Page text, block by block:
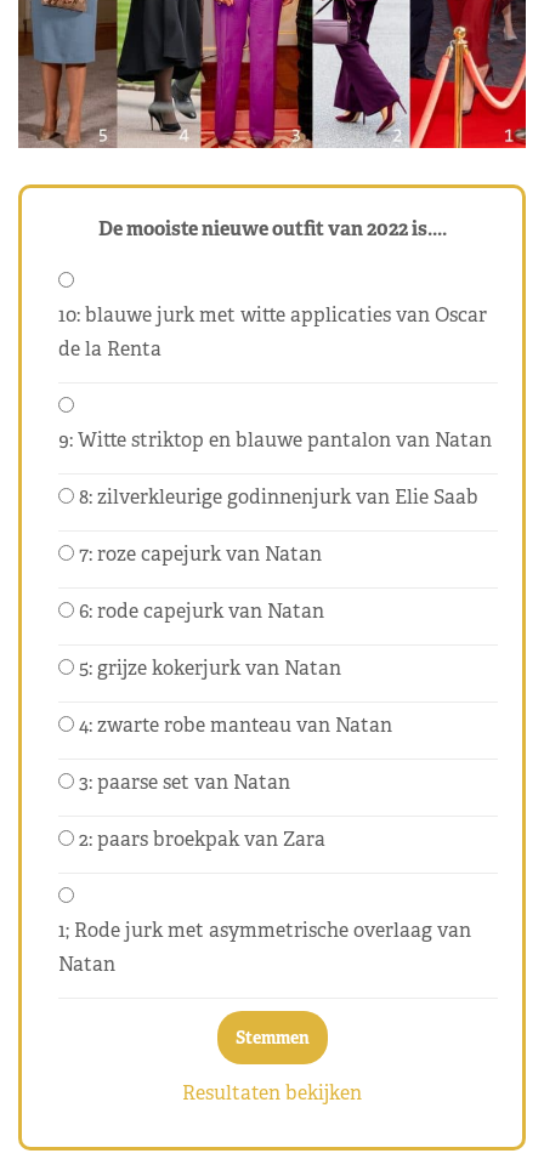
De mooiste nieuwe outfit van 2022 is....
10: blauwe jurk met witte applicaties van Oscar
de la Renta
9: Witte striktop en blauwe pantalon van Natan
8: zilverkleurige godinnenjurk van Elie Saab
7: roze capejurk van Natan
6: rode capejurk van Natan
5: grijze kokerjurk van Natan
4: zwarte robe manteau van Natan
3: paarse set van Natan
2: paars broekpak van Zara
1; Rode jurk met asymmetrische overlaag van
Natan
Resultaten bekijken